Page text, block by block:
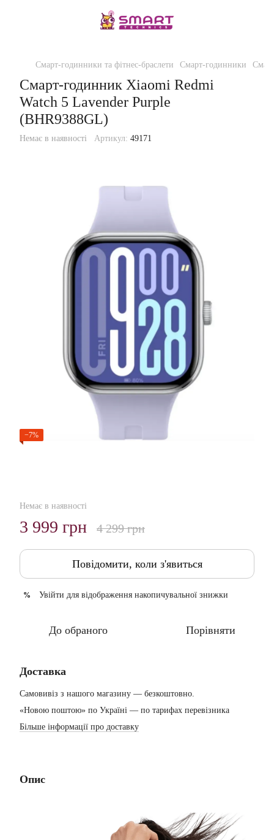
Смарт-годинники та фітнес-браслети Смарт-годинники
Смарт-годинник Xiaomi Redmi
Watch 5 Lavender Purple
(BHR9388GL)
Немає в наявності Артикул: 49171
−7%
Немає в наявності
3 999 грн 4 299 грн
Повідомити, коли з'явиться
% Увійти для відображення накопичувальної знижки
До обраного Порівняти
Доставка
Самовивіз з нашого магазину — безкоштовно.
«Новою поштою» по Україні — по тарифах перевізника
Більше інформації про доставку
Опис